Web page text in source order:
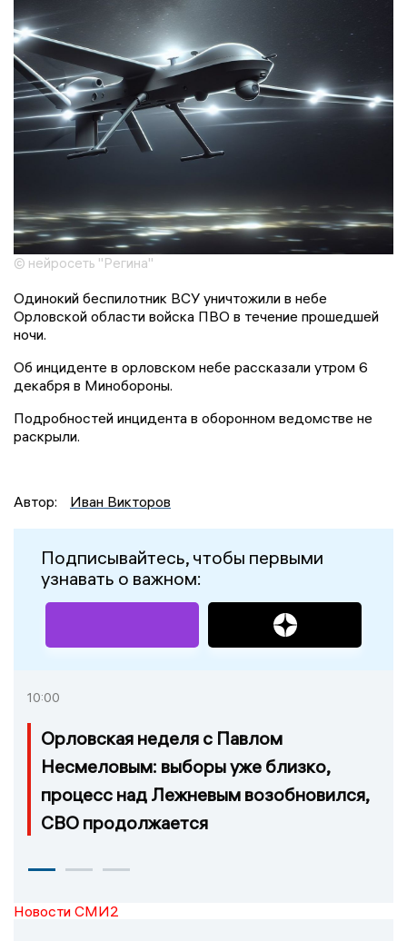
© нейросеть "Регина"
Одинокий беспилотник ВСУ уничтожили в небе
Орловской области войска ПВО в течение прошедшей
ночи.
Об инциденте в орловском небе рассказали утром 6
декабря в Минобороны.
Подробностей инцидента в оборонном ведомстве не
раскрыли.
Автор: Иван Викторов
Подписывайтесь, чтобы первыми
узнавать о важном:
10:00
Орловская неделя с Павлом
Несмеловым: выборы уже близко,
процесс над Лежневым возобновился,
СВО продолжается
Новости СМИ2